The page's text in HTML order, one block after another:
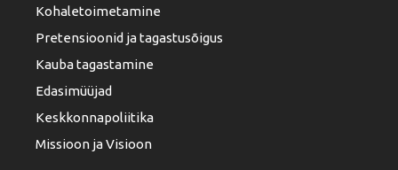
Kohaletoimetamine
Pretensioonid ja tagastusõigus
Kauba tagastamine
Edasimüüjad
Keskkonnapoliitika
Missioon ja Visioon